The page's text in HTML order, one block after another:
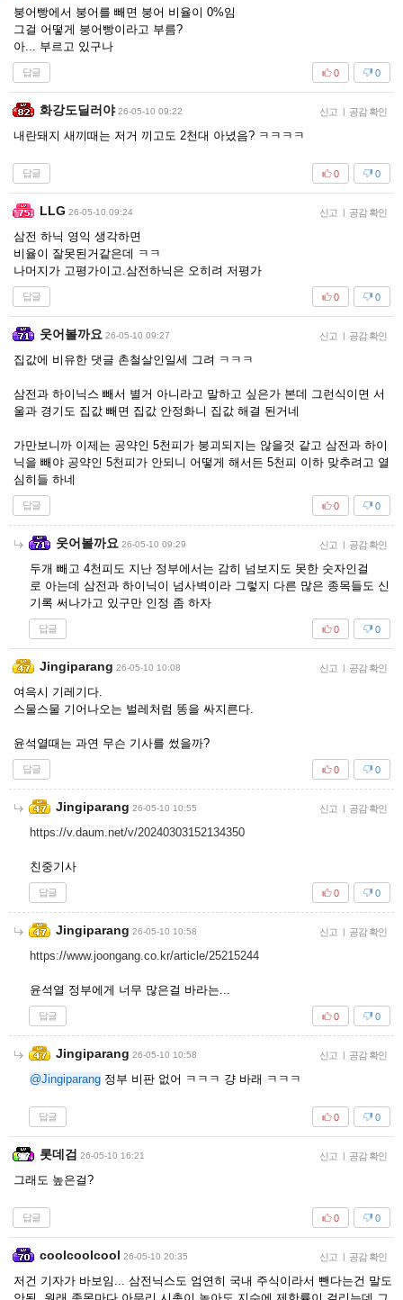
붕어빵에서 붕어를 빼면 붕어 비율이 0%임
그걸 어떻게 붕어빵이라고 부름?
아... 부르고 있구나
답글 0
0
화강도딜러야 26-05-10 09:22 신고 공감 확인
내란돼지 새끼때는 저거 끼고도 2천대 아녔음? ㅋㅋㅋㅋ
답글 0
0
LLG 26-05-10 09:24 신고 공감 확인
삼전 하닉 영익 생각하면
비율이 잘못된거같은데 ㅋㅋ
나머지가 고평가이고.삼전하닉은 오히려 저평가
답글 0
0
웃어볼까요 26-05-10 09:27 신고 공감 확인
집값에 비유한 댓글 촌철살인일세 그려 ㅋㅋㅋ
삼전과 하이닉스 빼서 별거 아니라고 말하고 싶은가 본데 그런식이면 서
울과 경기도 집값 빼면 집값 안정화니 집값 해결 된거네
가만보니까 이제는 공약인 5천피가 붕괴되지는 않을것 같고 삼전과 하이
닉을 빼야 공약인 5천피가 안되니 어떻게 해서든 5천피 이하 맞추려고 열
심히들 하네
답글 0
0
웃어볼까요 26-05-10 09:29 신고 공감 확인
두개 빼고 4천피도 지난 정부에서는 감히 넘보지도 못한 숫자인걸
로 아는데 삼전과 하이닉이 넘사벽이라 그렇지 다른 많은 종목들도 신
기록 써나가고 있구만 인정 좀 하자
답글 0
0
Jingiparang 26-05-10 10:08 신고 공감 확인
여윽시 기레기다.
스물스물 기어나오는 벌레처럼 똥을 싸지른다.
윤석열때는 과연 무슨 기사를 썼을까?
답글 0
0
Jingiparang 26-05-10 10:55 신고 공감 확인
https://v.daum.net/v/20240303152134350
친중기사
답글 0
0
Jingiparang 26-05-10 10:58 신고 공감 확인
https://www.joongang.co.kr/article/25215244
윤석열 정부에게 너무 많은걸 바라는...
답글 0
0
Jingiparang 26-05-10 10:58 신고 공감 확인
@Jingiparang 정부 비판 없어 ㅋㅋㅋ 걍 바래 ㅋㅋㅋ
답글 0
0
롯데검 26-05-10 16:21 신고 공감 확인
그래도 높은걸?
답글 0
0
coolcoolcool 26-05-10 20:35 신고 공감 확인
저건 기자가 바보임... 삼전닉스도 엄연히 국내 주식이라서 뺀다는건 말도